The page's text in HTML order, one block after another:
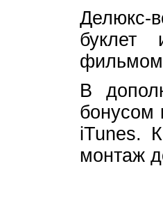
Делюкс-
буклет
фильмом
В
бонусом
iTunes.
монтаж